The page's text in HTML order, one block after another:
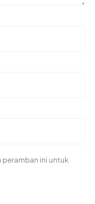
peramban ini untuk